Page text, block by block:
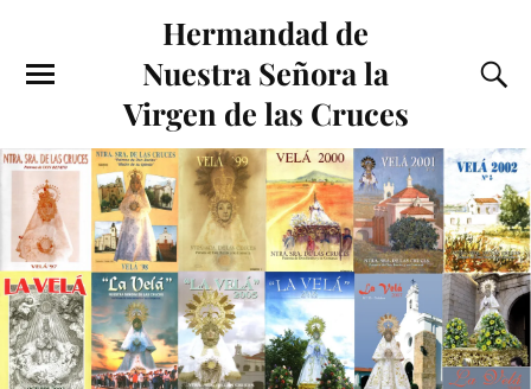
Hermandad de
Nuestra Señora la
Virgen de las Cruces